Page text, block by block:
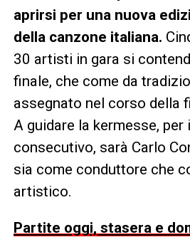
aprirsi per una nuova
della canzone italiana.
30 artisti in gara si
finale, che come da
assegnato nel corso della
A guidare la kermesse, per
consecutivo, sarà Carlo
sia come conduttore che
artistico.
Partite oggi, stasera e